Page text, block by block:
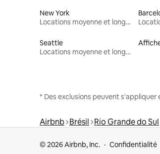
New York
Locations moyenne et longue durée
Seattle
Locations moyenne et longue durée
* Des exclusions peuvent
Airbnb Brésil Rio Grande do Sul
© 2026 Airbnb, Inc. Confidentialité